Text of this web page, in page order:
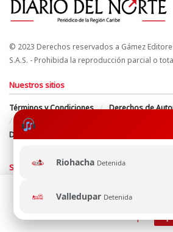
Riohacha Detenida
Valledupar Detenida
© 2023 Derechos reservados a Gámez
S.A.S. - Prohibida la reproducción parcial o
Nuestros sitios
Términos y Condiciones
Derechos de
Política de uso de cookies
Política de
Directrices Editoriales
Síguenos
Esta página web usa cookie para
navegación, al continuar aceptas